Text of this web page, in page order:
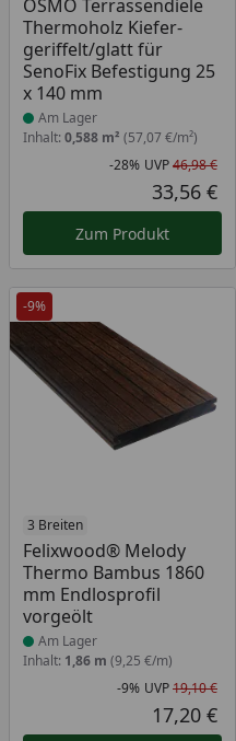
OSMO Terrassendiele
Thermoholz Kiefer-
geriffelt/glatt für
SenoFix Befestigung 25
x 140 mm
Am Lager
Inhalt: 0,588 m² (57,07 €/m²)
-28% UVP46,98 €
33,56 €
Zum Produkt
-9%
3 Breiten
Felixwood® Melody
Thermo Bambus 1860
mm Endlosprofil
vorgeölt
Produkt am Lager
Am Lager
Inhalt: 1,86 m (9,25 €/m)
-9% UVP19,10 €
17,20 €